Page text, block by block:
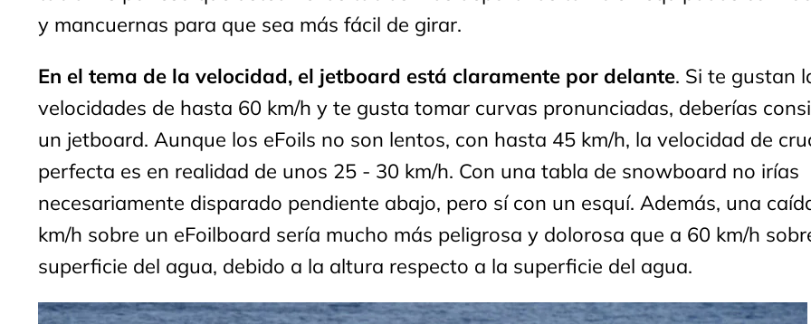
y mancuernas para que sea más fácil de girar.
En el tema de la velocidad, el jetboard está claramente por delante. Si te gustan
velocidades de hasta 60 km/h y te gusta tomar curvas pronunciadas, deberías
un jetboard. Aunque los eFoils no son lentos, con hasta 45 km/h, la velocidad de
perfecta es en realidad de unos 25 - 30 km/h. Con una tabla de snowboard no irías
necesariamente disparado pendiente abajo, pero sí con un esquí. Además, una
km/h sobre un eFoilboard sería mucho más peligrosa y dolorosa que a 60 km/h
superficie del agua, debido a la altura respecto a la superficie del agua.